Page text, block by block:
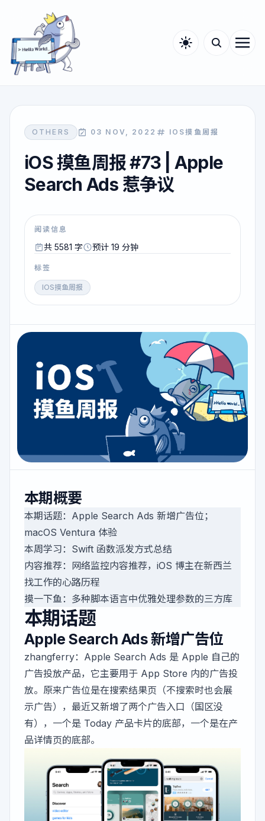
OTHERS 03 NOV, 2022 IOS摸鱼周报
iOS 摸鱼周报 #73 | Apple
Search Ads 惹争议
阅读信息
共 5581 字 预计 19 分钟
标签
IOS摸鱼周报
本期概要
本期话题：Apple Search Ads 新增广告位；
macOS Ventura 体验
本周学习：Swift 函数派发方式总结
内容推荐：网络监控内容推荐，iOS 博主在新西兰
找工作的心路历程
摸一下鱼：多种脚本语言中优雅处理参数的三方库
本期话题
Apple Search Ads 新增广告位
zhangferry：Apple Search Ads 是 Apple 自己的
广告投放产品，它主要用于 App Store 内的广告投
放。原来广告位是在搜索结果页（不搜索时也会展
示广告），最近又新增了两个广告入口（国区没
有），一个是 Today 产品卡片的底部，一个是在产
品详情页的底部。